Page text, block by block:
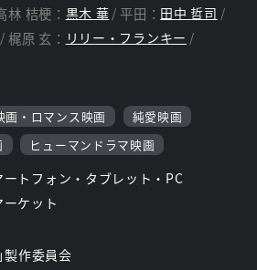
林 桔梗： 黒木 華 平田： 田中 哲司
梶原 玄： リリー・フランキー
画・ロマンス映画
純愛映画
ヒューマンドラマ映画
ートフォン・タブレット・PC
ーケット
作委員会